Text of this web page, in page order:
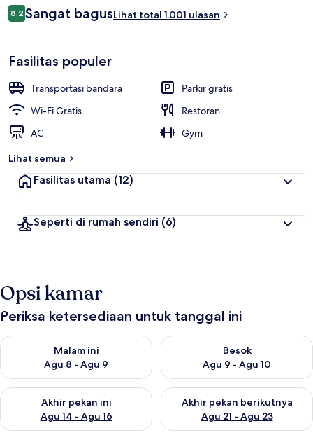
Ulasan
8,28,2 dari 10
Sangat bagusLihat total 1.001 ulasan
Fasilitas populer
Transportasi bandara
Parkir gratis
Wi-Fi Gratis
Restoran
AC
Gym
Lihat semua
Fasilitas utama (12)
Seperti di rumah sendiri (6)
Opsi kamar
Periksa ketersediaan untuk tanggal ini
Malam ini
Agu 8 - Agu 9
Periksa ketersediaan untuk malam ini Agu 8 - Agu 9
Besok
Agu 9 - Agu 10
Periksa ketersediaan untuk
Akhir pekan ini
Agu 14 - Agu 16
Periksa ketersediaan untuk akhir pekan ini Agu 14 - Agu 16
Akhir pekan berikutnya
Agu 21 - Agu 23
Periksa ketersediaan untuk